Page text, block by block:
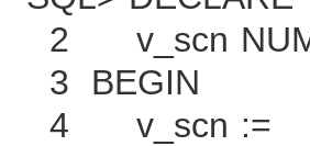
2 v_scn
3 BEGIN
4 v_scn :=